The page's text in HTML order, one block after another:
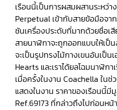
เรือนนี้เป็นการผสมผสานระหว่
Perpetual เข้ากับสายข้อมือจ
ชันเครื่องประดับที่มากด้วยชื่อเ
สายนาฬิกาจะถูกออกแบบให้เป็
จะเป็นรูปทรงไม้กางเขนอันเป็
Hearts และเราได้ยลโฉมนาฬิ
เมื่อครั้งในงาน Coachella ใน
แสดงในงาน ราคาของเรือนนี้
Ref.69173 ที่กล่าวถึงไปก่อนหน้า